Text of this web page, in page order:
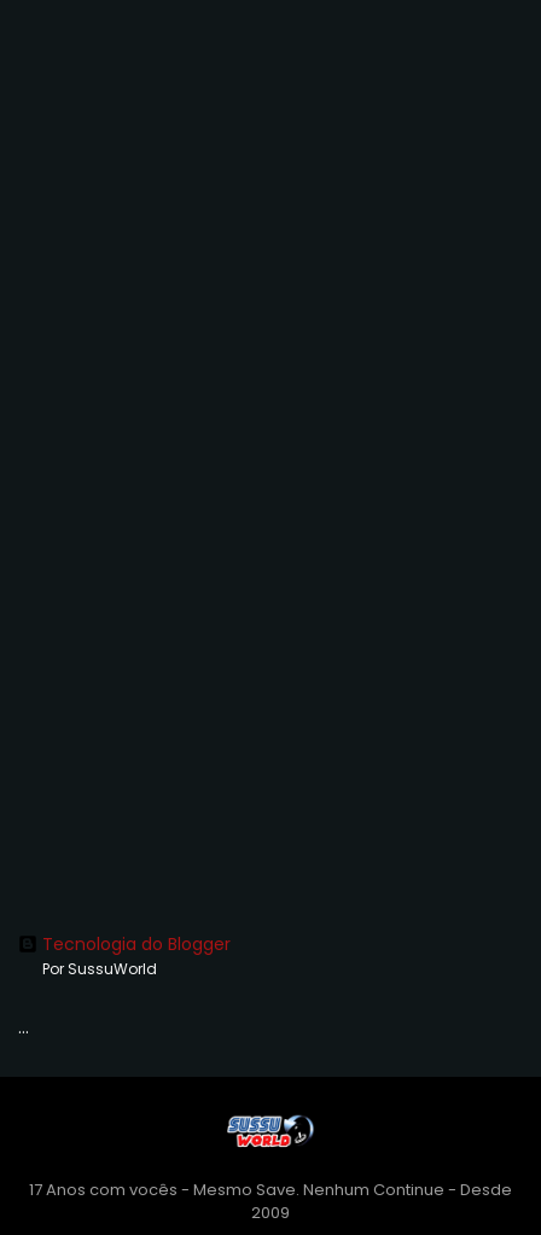
Tecnologia do Blogger
Por SussuWorld
...
17 Anos com vocês - Mesmo Save. Nenhum Continue - Desde
2009